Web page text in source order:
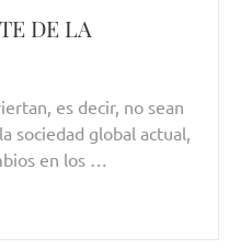
DE LA
es decir, no sean
sociedad global actual,
en los …